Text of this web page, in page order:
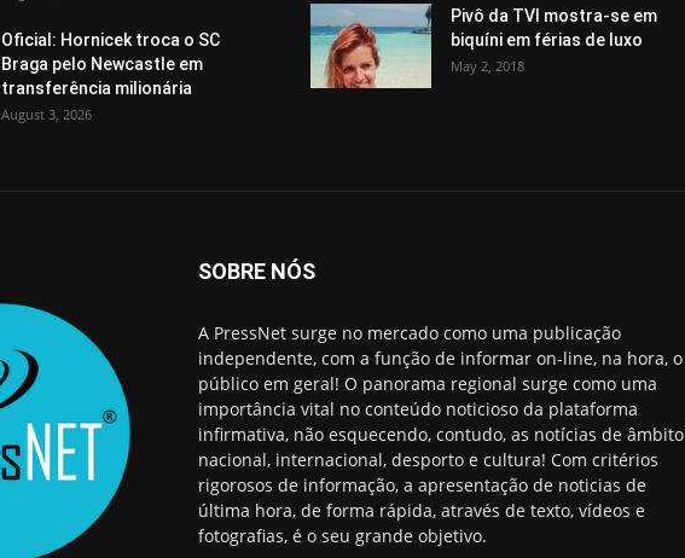
Oficial: Hornicek troca o SC
Braga pelo Newcastle em
transferência milionária
August 3, 2026
Pivô da TVI mostra-se em
biquíni em férias de luxo
May 2, 2018
SOBRE NÓS
A PressNet surge no mercado como uma publicação
independente, com a função de informar on-line, na hora, o
público em geral! O panorama regional surge como uma
importância vital no conteúdo noticioso da plataforma
infirmativa, não esquecendo, contudo, as notícias de âmbito
nacional, internacional, desporto e cultura! Com critérios
rigorosos de informação, a apresentação de noticias de
última hora, de forma rápida, através de texto, vídeos e
fotografias, é o seu grande objetivo.